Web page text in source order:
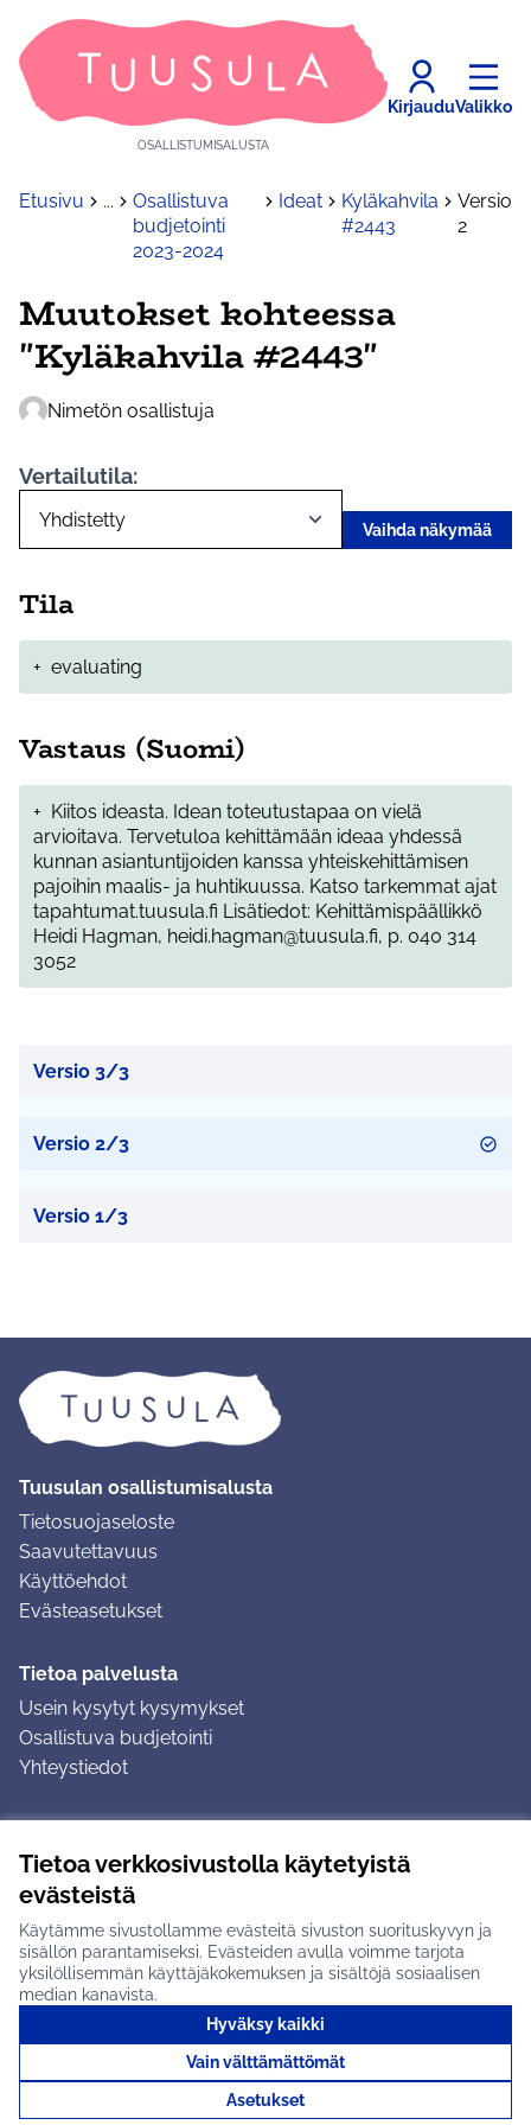
Tietoa verkkosivustolla käytetyistä
evästeistä
Käytämme sivustollamme evästeitä sivuston suorituskyvyn ja
sisällön parantamiseksi. Evästeiden avulla voimme tarjota
yksilöllisemmän käyttäjäkokemuksen ja sisältöjä sosiaalisen
median kanavista.
Hyväksy kaikki
Vain välttämättömät
Asetukset
OSALLISTUMISALUSTA
KirjauduValikko
Etusivu ...
Osallistuva
budjetointi
2023-2024
Ideat
Kyläkahvila
#2443
Versio
2
Muutokset kohteessa
"Kyläkahvila #2443"
Nimetön osallistuja
Vertailutila:
Vaihda näkymää
Tila
+ evaluating
Vastaus (Suomi)
+ Kiitos ideasta. Idean toteutustapaa on vielä
arvioitava. Tervetuloa kehittämään ideaa yhdessä
kunnan asiantuntijoiden kanssa yhteiskehittämisen
pajoihin maalis- ja huhtikuussa. Katso tarkemmat ajat
tapahtumat.tuusula.fi Lisätiedot: Kehittämispäällikkö
Heidi Hagman, heidi.hagman@tuusula.fi, p. 040 314
3052
Versio 3/3
Versio 2/3
Versio 1/3
Tuusulan osallistumisalusta
Tietosuojaseloste
Saavutettavuus
Käyttöehdot
Evästeasetukset
Tietoa palvelusta
Usein kysytyt kysymykset
Osallistuva budjetointi
Yhteystiedot
Ohjeet kirjautumiseen
Ohjeet kommentin jättämiseen
Creative Commons -lisenssi
(Ulkoinen linkki)Verkkosivusto luotuvapaan ohjelmiston
Tuusulan osallistumisalusta X-palvelussa
(Ulkoinen linkki)